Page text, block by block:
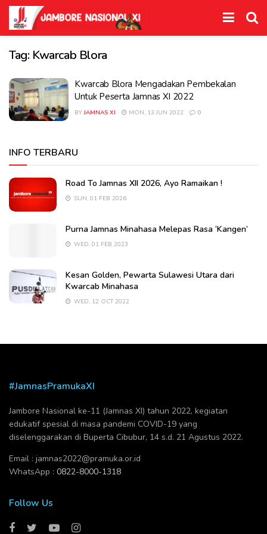
Tag: Kwarcab Blora
Kwarcab Blora Mengadakan Pembekalan
Untuk Peserta Jamnas XI 2022
BY JAMNAS XI MON, 13 JUN 2022 0
INFO TERBARU
Road To Jamnas XII 2026, Ayo Ramaikan !
SUN, 01 FEB 2026
Purna Jamnas Minahasa Melepas Rasa ‘Kangen’
WED, 01 FEB 2023
Kesan Golden, Pewarta Sulawesi Utara dari
Kwarcab Minahasa
WED, 12 OCT 2022
#JamnasPramukaXI
Jambore Nasional ke-11 (Jamnas XI) tahun 2022, kegiatan
edukatif spesial di masa pandemi COVID-19 yang
diselenggarakan di Buperta Cibubur, 14 s.d. 21 Agustus 2022.
Email : jamnas2022@pramuka.or.id
WhatsApp : 0822-8000-1318
Follow Us